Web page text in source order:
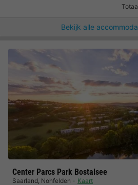
Bekijk alle
Center Parcs Park Bostalsee
Saarland, Nohfelden Kaart